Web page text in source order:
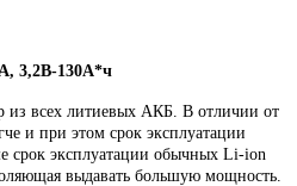
3,2В-130А*ч
из всех литиевых АКБ. В отличии от
и при этом срок эксплуатации
срок эксплуатации обычных Li-ion
выдавать большую мощность.